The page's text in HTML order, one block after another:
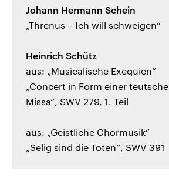
Johann Hermann Schein
„Threnus – Ich will schweigen“
Heinrich Schütz
aus: „Musicalische Exequien”
„Concert in Form einer
Missa”, SWV 279, 1. Teil
aus: „Geistliche Chormusik”
„Selig sind die Toten”, SWV 391